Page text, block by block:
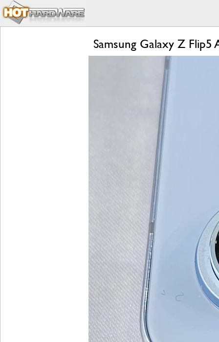
Samsung Galaxy Z